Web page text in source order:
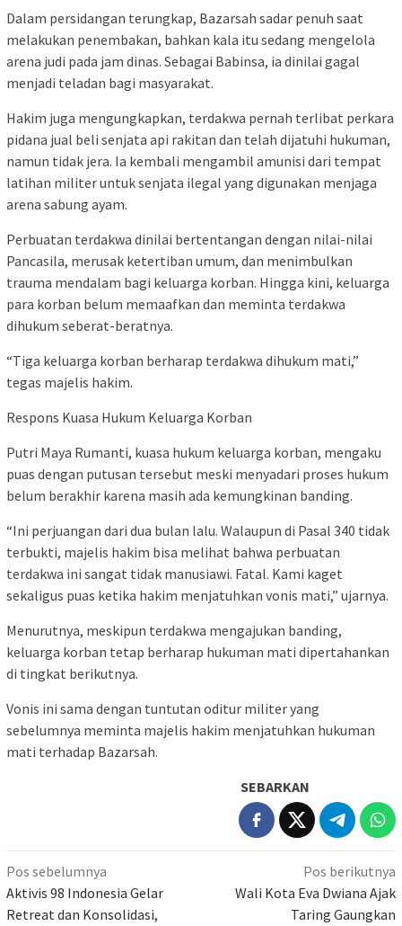
Dalam persidangan terungkap, Bazarsah sadar penuh saat
melakukan penembakan, bahkan kala itu sedang mengelola
arena judi pada jam dinas. Sebagai Babinsa, ia dinilai gagal
menjadi teladan bagi masyarakat.
Hakim juga mengungkapkan, terdakwa pernah terlibat perkara
pidana jual beli senjata api rakitan dan telah dijatuhi hukuman,
namun tidak jera. Ia kembali mengambil amunisi dari tempat
latihan militer untuk senjata ilegal yang digunakan menjaga
arena sabung ayam.
Perbuatan terdakwa dinilai bertentangan dengan nilai-nilai
Pancasila, merusak ketertiban umum, dan menimbulkan
trauma mendalam bagi keluarga korban. Hingga kini, keluarga
para korban belum memaafkan dan meminta terdakwa
dihukum seberat-beratnya.
“Tiga keluarga korban berharap terdakwa dihukum mati,”
tegas majelis hakim.
Respons Kuasa Hukum Keluarga Korban
Putri Maya Rumanti, kuasa hukum keluarga korban, mengaku
puas dengan putusan tersebut meski menyadari proses hukum
belum berakhir karena masih ada kemungkinan banding.
“Ini perjuangan dari dua bulan lalu. Walaupun di Pasal 340 tidak
terbukti, majelis hakim bisa melihat bahwa perbuatan
terdakwa ini sangat tidak manusiawi. Fatal. Kami kaget
sekaligus puas ketika hakim menjatuhkan vonis mati,” ujarnya.
Menurutnya, meskipun terdakwa mengajukan banding,
keluarga korban tetap berharap hukuman mati dipertahankan
di tingkat berikutnya.
Vonis ini sama dengan tuntutan oditur militer yang
sebelumnya meminta majelis hakim menjatuhkan hukuman
mati terhadap Bazarsah.
SEBARKAN
Navigasi
pos
Pos sebelumnya
Aktivis 98 Indonesia Gelar
Retreat dan Konsolidasi,
Pos berikutnya
Wali Kota Eva Dwiana Ajak
Taring Gaungkan